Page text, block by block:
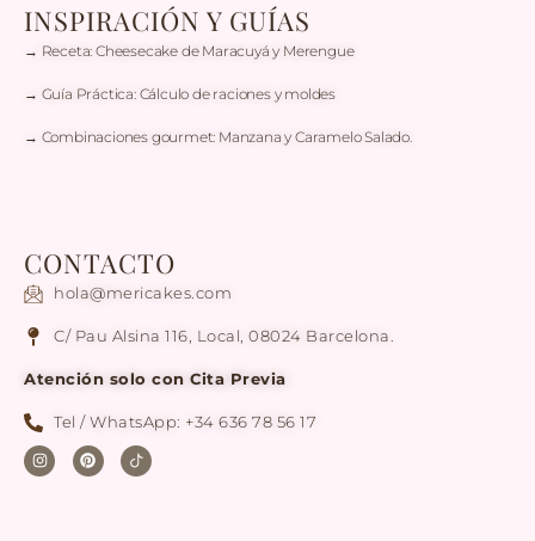
INSPIRACIÓN Y GUÍAS
→ Receta: Cheesecake de Maracuyá y Merengue
→ Guía Práctica: Cálculo de raciones y moldes
→ Combinaciones gourmet: Manzana y Caramelo Salado.
CONTACTO
hola@mericakes.com
C/ Pau Alsina 116, Local, 08024 Barcelona.
Atención solo con Cita Previa
Tel / WhatsApp: +34 636 78 56 17